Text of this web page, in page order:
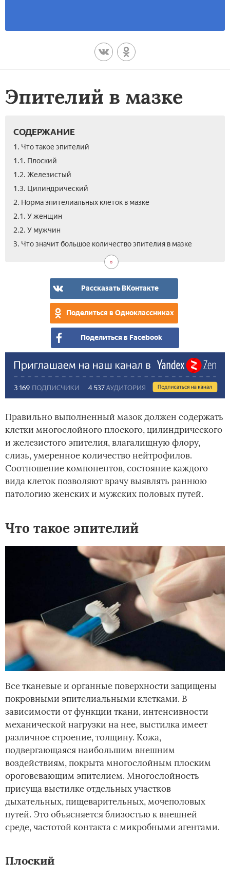
Эпителий в мазке
СОДЕРЖАНИЕ
1. Что такое эпителий
1.1. Плоский
1.2. Железистый
1.3. Цилиндрический
2. Норма эпителиальных клеток в мазке
2.1. У женщин
2.2. У мужчин
3. Что значит большое количество эпителия в мазке
Рассказать ВКонтакте
Поделиться в Одноклассниках
Поделиться в Facebook
Правильно выполненный мазок должен содержать
клетки многослойного плоского, цилиндрического
и железистого эпителия, влагалищную флору,
слизь, умеренное количество нейтрофилов.
Соотношение компонентов, состояние каждого
вида клеток позволяют врачу выявлять раннюю
патологию женских и мужских половых путей.
Что такое эпителий
Все тканевые и органные поверхности защищены
покровными эпителиальными клетками. В
зависимости от функции ткани, интенсивности
механической нагрузки на нее, выстилка имеет
различное строение, толщину. Кожа,
подвергающаяся наибольшим внешним
воздействиям, покрыта многослойным плоским
ороговевающим эпителием. Многослойность
присуща выстилке отдельных участков
дыхательных, пищеварительных, мочеполовых
путей. Это объясняется близостью к внешней
среде, частотой контакта с микробными агентами.
Плоский